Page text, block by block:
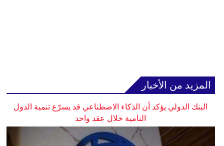
المزيد من الأخبار
البنك الدولي يؤكد أن الذكاء الاصطناعي قد يسرّع تنمية الدول
النامية خلال عقد واحد